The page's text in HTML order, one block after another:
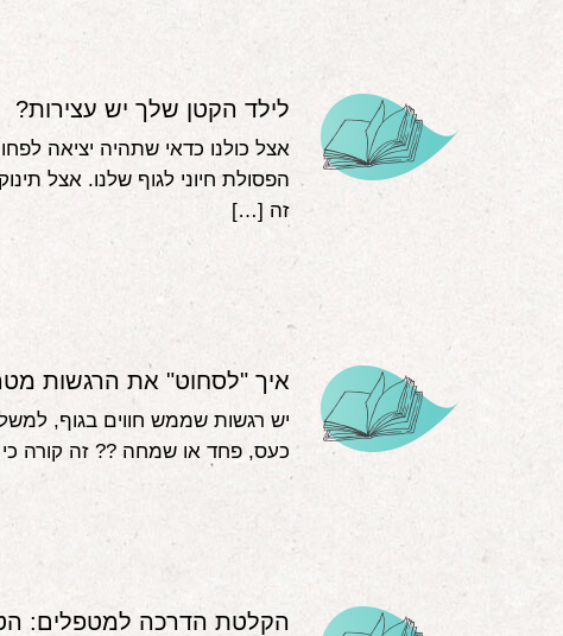
לילד הקטן שלך יש עצירות?
אצל כולנו כדאי שתהיה יציאה
הפסולת חיוני לגוף שלנו. אצל
זה […]
איך "לסחוט" את הרגשות
יש רגשות שממש חווים בגוף, למשל
כעס, פחד או שמחה ?‍? זה קורה
הקלטת הדרכה למטפלים: